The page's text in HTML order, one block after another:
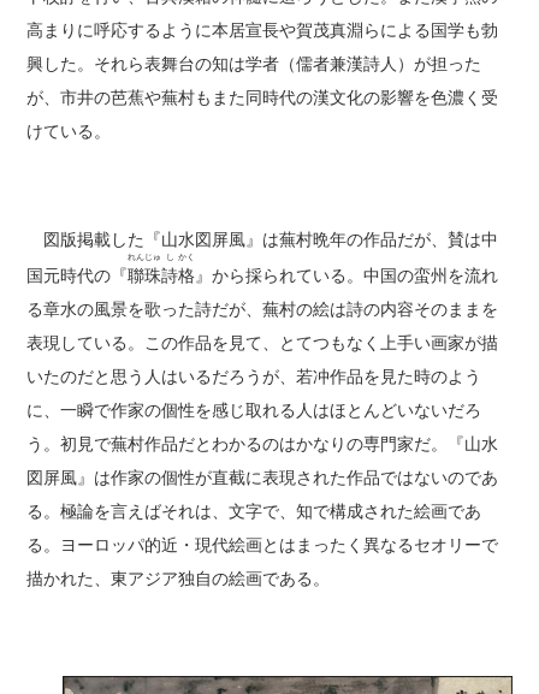
高まりに呼応するように本居宣長や賀茂真淵らによる国学も勃
興した。それら表舞台の知は学者（儒者兼漢詩人）が担った
が、市井の芭蕉や蕪村もまた同時代の漢文化の影響を色濃く受
けている。
図版掲載した『山水図屏風』は蕪村晩年の作品だが、賛は中
国元時代の『聯
れん
珠
じゅ
詩
し
格
かく
』から採られている。中国の蛮州を流れ
る章水の風景を歌った詩だが、蕪村の絵は詩の内容そのままを
表現している。この作品を見て、とてつもなく上手い画家が描
いたのだと思う人はいるだろうが、若冲作品を見た時のよう
に、一瞬で作家の個性を感じ取れる人はほとんどいないだろ
う。初見で蕪村作品だとわかるのはかなりの専門家だ。『山水
図屏風』は作家の個性が直截に表現された作品ではないのであ
る。極論を言えばそれは、文字で、知で構成された絵画であ
る。ヨーロッパ的近・現代絵画とはまったく異なるセオリーで
描かれた、東アジア独自の絵画である。